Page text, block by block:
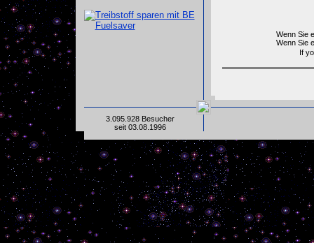
Wenn Sie
Wenn Sie
If
3.095.928 Besucher
seit 03.08.1996